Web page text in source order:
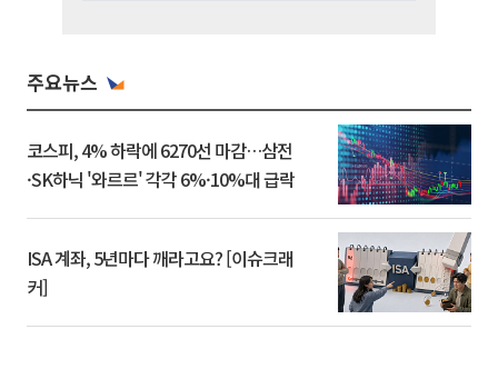
주요뉴스
코스피, 4% 하락에 6270선 마감…삼전
·SK하닉 '와르르' 각각 6%·10%대 급락
ISA 계좌, 5년마다 깨라고요? [이슈크래
커]